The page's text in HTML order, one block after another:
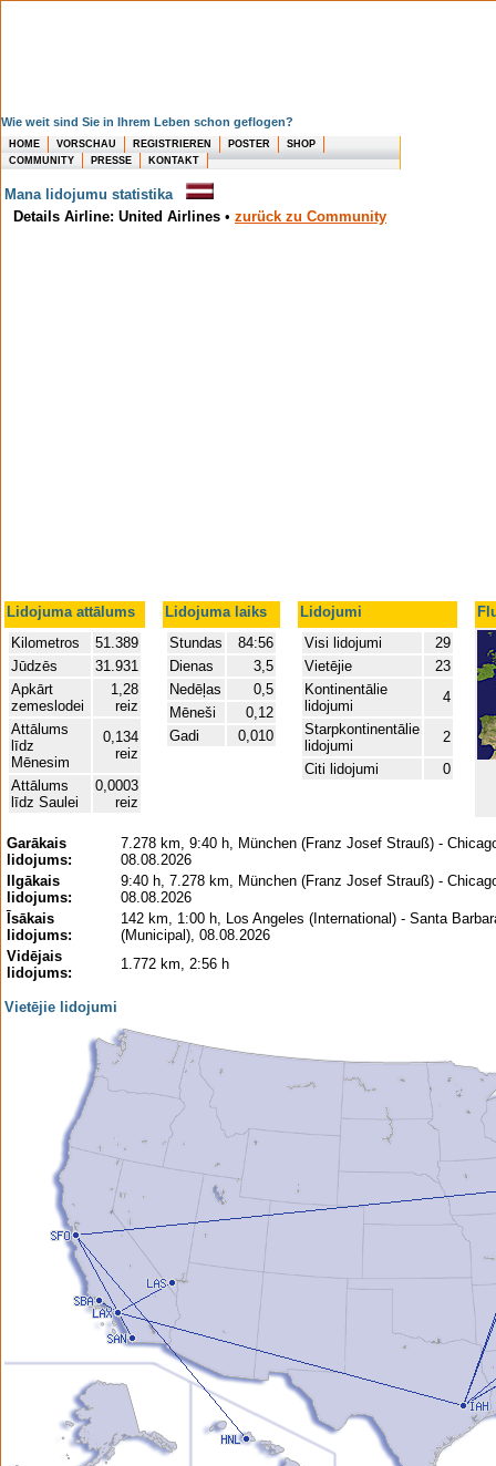
Wie weit sind Sie in Ihrem Leben schon geflogen?
HOME VORSCHAU REGISTRIEREN POSTER
SHOP
COMMUNITY
PRESSE KONTAKT
Mana lidojumu statistika
Details Airline: United Airlines • zurück zu Community
Lidojuma attālums Lidojuma laiks Lidojumi
Kilometros
51.389
Jūdzēs
31.931
Apkārt
zemeslodei
1,28
reiz
Attālums
līdz
Mēnesim
0,134
reiz
Attālums
līdz Saulei
0,0003
reiz
Stundas
84:56
Dienas
3,5
Nedēļas
0,5
Mēneši
0,12
Gadi
0,010
Visi lidojumi
29
Vietējie
23
Kontinentālie
lidojumi
4
Starpkontinentālie
lidojumi
2
Citi lidojumi
0
Garākais
lidojums:
7.278 km, 9:40 h, München (Franz Josef Strauß) -
08.08.2026
Ilgākais
lidojums:
9:40 h, 7.278 km, München (Franz Josef Strauß) -
08.08.2026
Īsākais
lidojums:
142 km, 1:00 h, Los Angeles (International) - Santa
(Municipal), 08.08.2026
Vidējais
lidojums:
1.772 km, 2:56 h
Vietējie lidojumi